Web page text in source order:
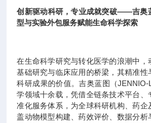
创新驱动科研，专业成就突破——吉奥
型与实验外包服务赋能生命科学探索
在生命科学研究与转化医学的浪潮中，
基础研究与临床应用的桥梁，其精准性
科研成果的价值。吉奥蓝图（JENNIO-
学领域十余载，凭借全链条技术平台、
准化服务体系，为全球科研机构、药企
盖动物模型构建、药效评价、数据分析